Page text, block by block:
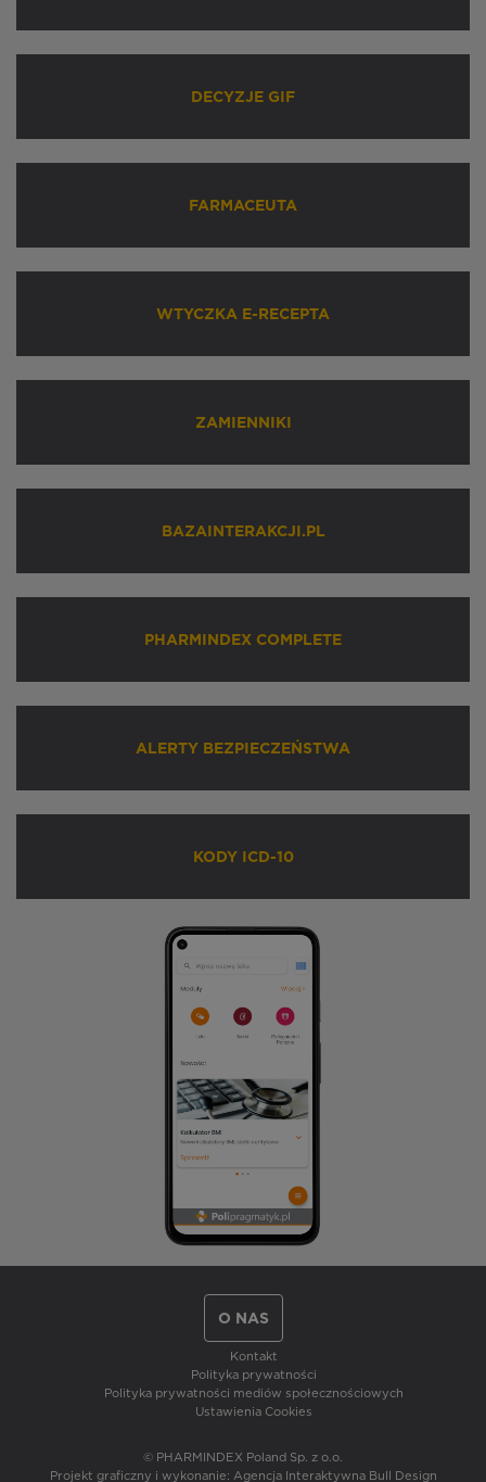
DECYZJE GIF
FARMACEUTA
WTYCZKA E-RECEPTA
ZAMIENNIKI
BAZAINTERAKCJI.PL
PHARMINDEX COMPLETE
ALERTY BEZPIECZEŃSTWA
KODY ICD-10
O NAS
Kontakt
Polityka prywatności
Polityka prywatności mediów społecznościowych
Ustawienia Cookies
© PHARMINDEX Poland Sp. z o.o.
Projekt graficzny i wykonanie: Agencja Interaktywna Bull Design